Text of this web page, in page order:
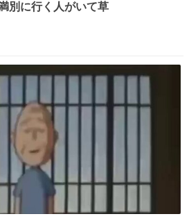
別に行く人がいて草